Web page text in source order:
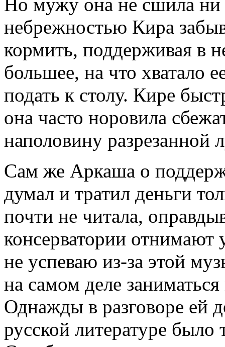
небрежностью Кира
кормить, поддерживая в
большее, на что хватало
подать к столу. Кире
она часто норовила
наполовину разрезанной
Сам же Аркаша о
думал и тратил деньги
почти не читала,
консерватории
не успеваю из-за этой
на самом деле
Однажды в разговоре ей
русской литературе